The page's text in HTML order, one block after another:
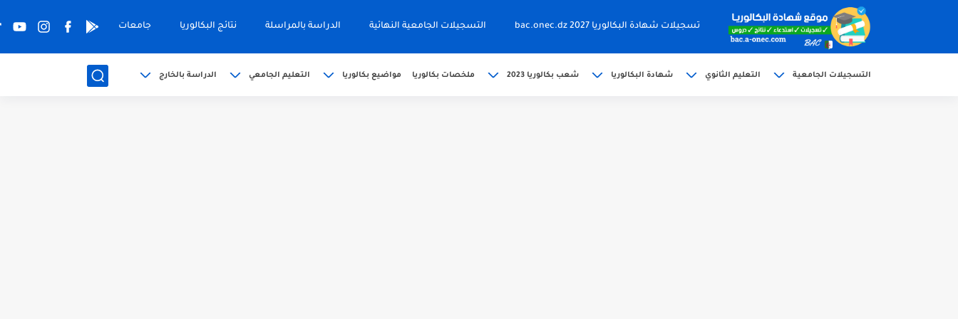
تسجيلات شهادة البكالوريا 2027 bac.onec.dz التسجيلات الجامعية النهائية الدراسة بالمراسلة نتائج البكالوريا جامعات
التسجيلات الجامعية التعليم الثانوي شهادة البكالوريا شعب بكالوريا 2023 ملخصات بكالوريا مواضيع بكالوريا التعليم الجامعي الدراسة بالخارج